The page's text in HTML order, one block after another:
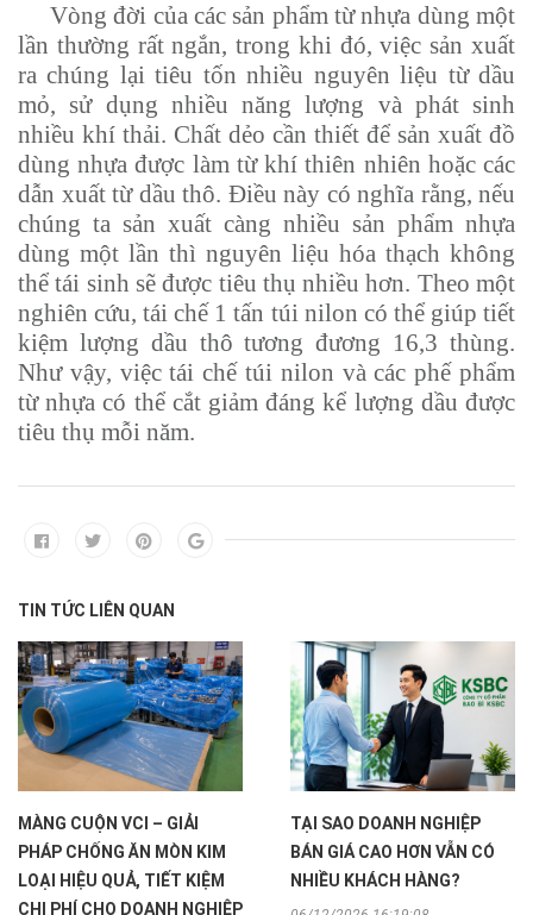
Vòng đời của các sản phẩm từ nhựa dùng một
lần thường rất ngắn, trong khi đó, việc sản xuất
ra chúng lại tiêu tốn nhiều nguyên liệu từ dầu
mỏ, sử dụng nhiều năng lượng và phát sinh
nhiều khí thải. Chất dẻo cần thiết để sản xuất đồ
dùng nhựa được làm từ khí thiên nhiên hoặc các
dẫn xuất từ dầu thô. Điều này có nghĩa rằng, nếu
chúng ta sản xuất càng nhiều sản phẩm nhựa
dùng một lần thì nguyên liệu hóa thạch không
thể tái sinh sẽ được tiêu thụ nhiều hơn. Theo một
nghiên cứu, tái chế 1 tấn túi nilon có thể giúp tiết
kiệm lượng dầu thô tương đương 16,3 thùng.
Như vậy, việc tái chế túi nilon và các phế phẩm
từ nhựa có thể cắt giảm đáng kể lượng dầu được
tiêu thụ mỗi năm.
TIN TỨC LIÊN QUAN
MÀNG CUỘN VCI – GIẢI
PHÁP CHỐNG ĂN MÒN KIM
LOẠI HIỆU QUẢ, TIẾT KIỆM
CHI PHÍ CHO DOANH NGHIỆP
TẠI SAO DOANH NGHIỆP
BÁN GIÁ CAO HƠN VẪN CÓ
NHIỀU KHÁCH HÀNG?